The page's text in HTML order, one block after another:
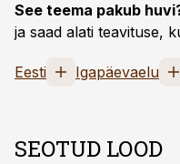
See teema pakub
ja saad alati teavituse,
Eesti Igapäevaelu
SEOTUD LOOD